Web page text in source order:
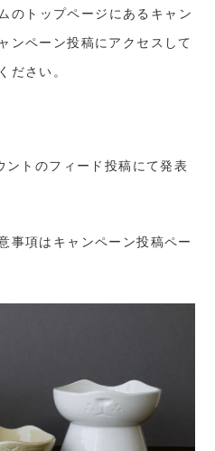
のトップページにあるキャン
ンペーン投稿にアクセスして
ださい。
トのフィード投稿にて発表
事項はキャンペーン投稿ペー